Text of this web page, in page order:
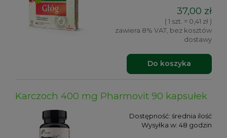
37,00 zł
( 1 szt. = 0,41 zł )
zawiera 8% VAT, bez kosztów
dostawy
Do koszyka
Karczoch 400 mg Pharmovit 90 kapsułek
Dostępność: średnia ilość
Wysyłka w: 48 godzin